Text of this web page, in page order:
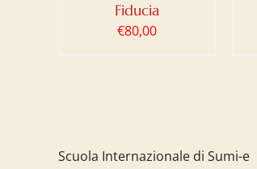
Fiducia
€80,00
Scuola Internazionale di Sumi-e